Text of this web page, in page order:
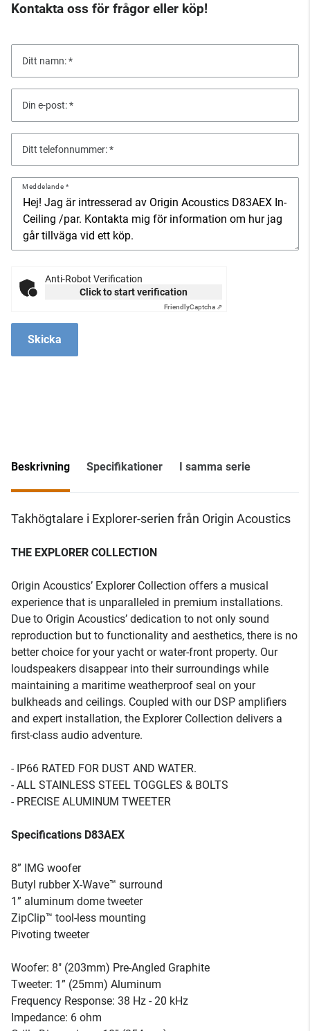
Kontakta oss för frågor eller köp!
Ditt namn:
Din e-post:
Ditt telefonnummer:
Meddelande
Anti-Robot Verification
Click to start verification
FriendlyCaptcha ⇗
Skicka
Beskrivning Specifikationer I samma serie
Takhögtalare i Explorer-serien från Origin Acoustics
THE EXPLORER COLLECTION
Origin Acoustics’ Explorer Collection offers a musical
experience that is unparalleled in premium installations.
Due to Origin Acoustics’ dedication to not only sound
reproduction but to functionality and aesthetics, there is no
better choice for your yacht or water-front property. Our
loudspeakers disappear into their surroundings while
maintaining a maritime weatherproof seal on your
bulkheads and ceilings. Coupled with our DSP amplifiers
and expert installation, the Explorer Collection delivers a
first-class audio adventure.
- IP66 RATED FOR DUST AND WATER.
- ALL STAINLESS STEEL TOGGLES & BOLTS
- PRECISE ALUMINUM TWEETER
Specifications D83AEX
8” IMG woofer
Butyl rubber X-Wave™ surround
1” aluminum dome tweeter
ZipClip™ tool-less mounting
Pivoting tweeter
Woofer: 8" (203mm) Pre-Angled Graphite
Tweeter: 1” (25mm) Aluminum
Frequency Response: 38 Hz - 20 kHz
Impedance: 6 ohm